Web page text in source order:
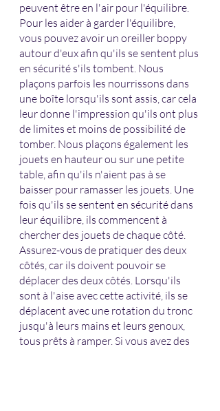
peuvent être en l'air pour l'équilibre.
Pour les aider à garder l'équilibre,
vous pouvez avoir un oreiller boppy
autour d'eux afin qu'ils se sentent plus
en sécurité s'ils tombent. Nous
plaçons parfois les nourrissons dans
une boîte lorsqu'ils sont assis, car cela
leur donne l'impression qu'ils ont plus
de limites et moins de possibilité de
tomber. Nous plaçons également les
jouets en hauteur ou sur une petite
table, afin qu'ils n'aient pas à se
baisser pour ramasser les jouets. Une
fois qu'ils se sentent en sécurité dans
leur équilibre, ils commencent à
chercher des jouets de chaque côté.
Assurez-vous de pratiquer des deux
côtés, car ils doivent pouvoir se
déplacer des deux côtés. Lorsqu'ils
sont à l'aise avec cette activité, ils se
déplacent avec une rotation du tronc
jusqu'à leurs mains et leurs genoux,
tous prêts à ramper. Si vous avez des